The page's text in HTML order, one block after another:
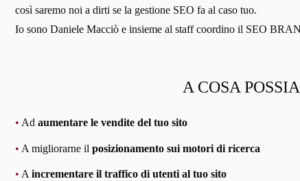
così saremo noi a dirti se la gestione SEO fa al caso tuo.
Io sono Daniele Macciò e insieme al staff coordino il SEO
A COSA
• Ad aumentare le vendite del tuo sito
• A migliorarne il posizionamento sui motori di ricerca
• A incrementare il traffico di utenti al tuo sito